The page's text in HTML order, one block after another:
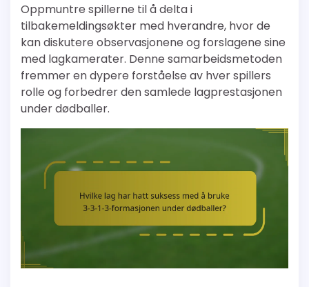
Oppmuntre spillerne til å delta i
tilbakemeldingsøkter med hverandre, hvor de
kan diskutere observasjonene og forslagene sine
med lagkamerater. Denne samarbeidsmetoden
fremmer en dypere forståelse av hver spillers
rolle og forbedrer den samlede lagprestasjonen
under dødballer.